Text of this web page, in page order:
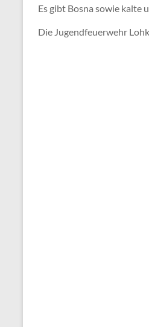
Es gibt Bosna sowie kalte
Die Jugendfeuerwehr